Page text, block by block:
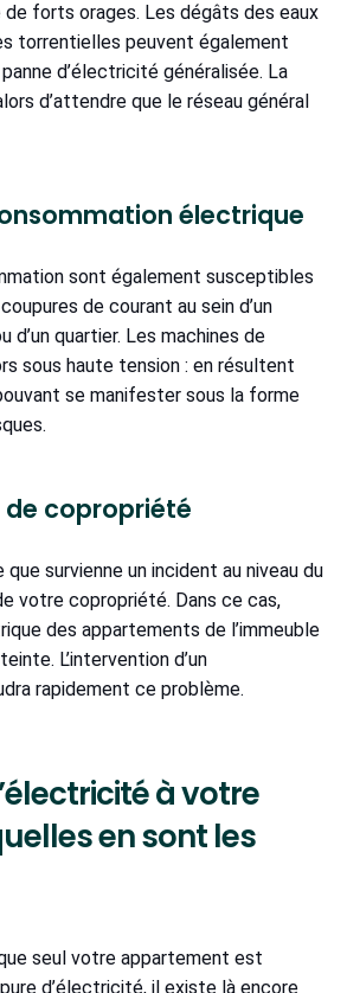
de forts orages. Les dégâts des eaux
torrentielles peuvent également
d’électricité généralisée. La
d’attendre que le réseau général
électrique
sont également susceptibles
de courant au sein d’un
d’un quartier. Les machines de
sous haute tension : en résultent
se manifester sous la forme
de copropriété
que survienne un incident au niveau du
votre copropriété. Dans ce cas,
des appartements de l’immeuble
L’intervention d’un
rapidement ce problème.
à votre
en sont les
seul votre appartement est
d’électricité, il existe là encore